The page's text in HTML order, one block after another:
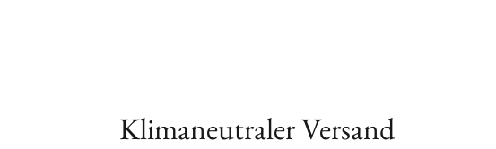
Klimaneutraler Versand